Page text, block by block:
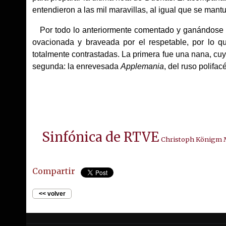
entendieron a las mil maravillas, al igual que se
Por todo lo anteriormente comentado y
ovacionada y braveada por el respetable, por lo
totalmente contrastadas. La primera fue una nana,
segunda: la enrevesadaApplemania, del ruso
Sinfónica de RTVE Christoph Königm
Compartir
<< volver